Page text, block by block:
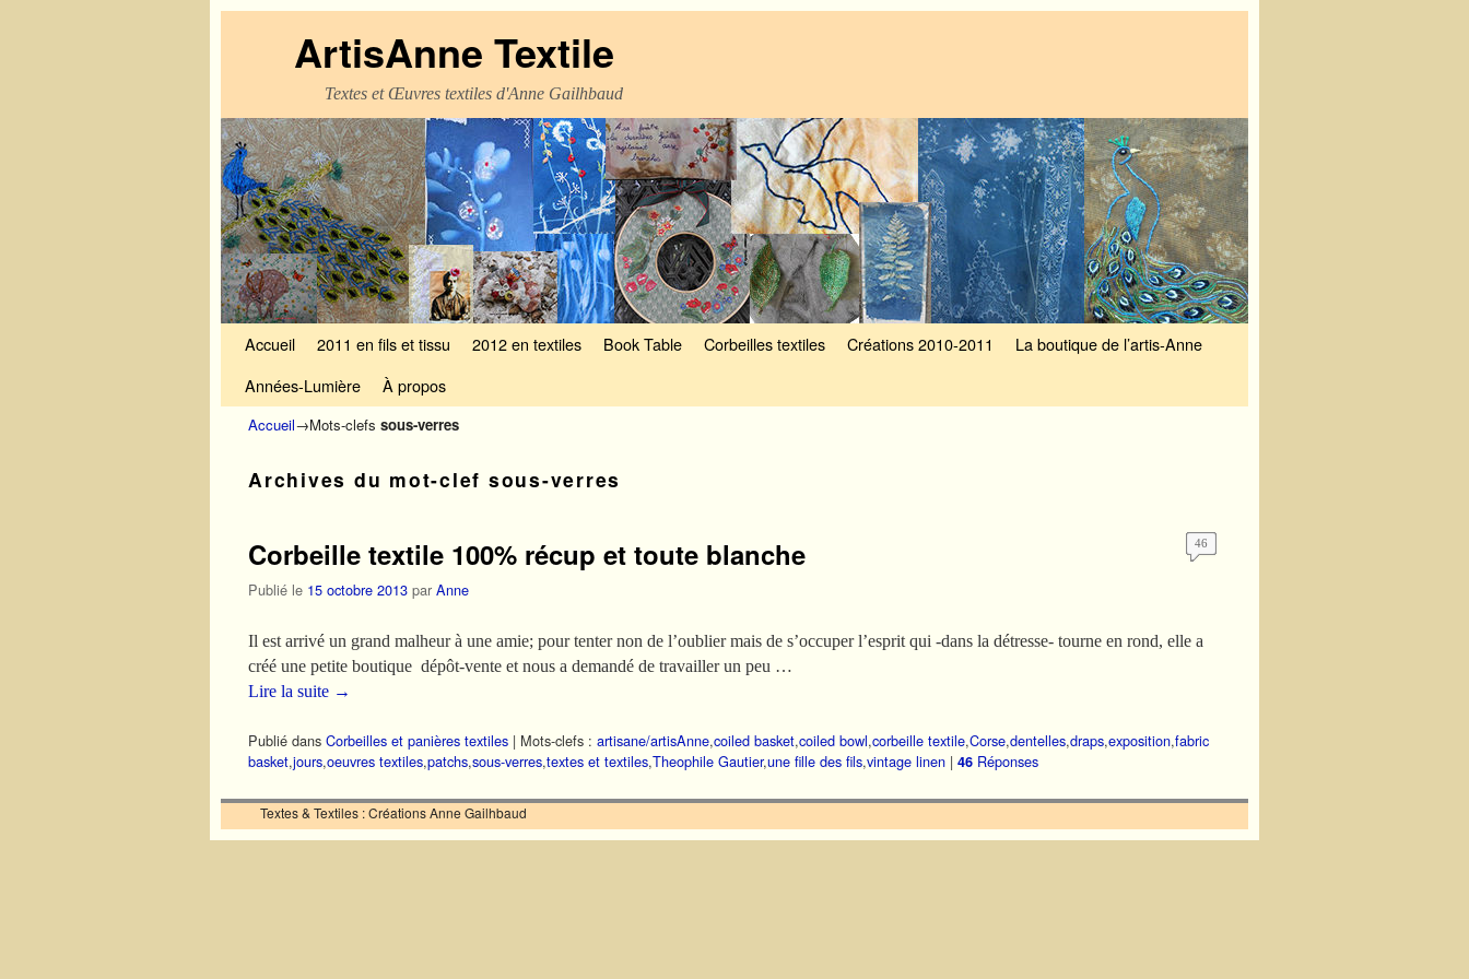
ArtisAnne Textile
Textes et Œuvres textiles d'Anne Gailhbaud
Accueil 2011 en fils et tissu 2012 en textiles Book Table Corbeilles textiles Créations 2010-2011
La boutique de l’artis-Anne
Années-Lumière
À propos
Accueil→Mots-clefs sous-verres
Archives du mot-clef sous-verres
Corbeille textile 100% récup et toute blanche
Publié le 15 octobre 2013 par Anne
46
Il est arrivé un grand malheur à une amie; pour tenter non de l’oublier mais de s’occuper l’esprit qui -dans la détresse- tourne en rond, elle a
créé une petite boutique dépôt-vente et nous a demandé de travailler un peu …
Lire la suite →
Publié dans Corbeilles et panières textiles | Mots-clefs : artisane/artisAnne,coiled basket,coiled bowl,corbeille textile,Corse,dentelles,draps,exposition,fabric
basket,jours,oeuvres textiles,patchs,sous-verres,textes et textiles,Theophile Gautier,une fille des fils,vintage linen | 46 Réponses
Textes & Textiles : Créations Anne Gailhbaud